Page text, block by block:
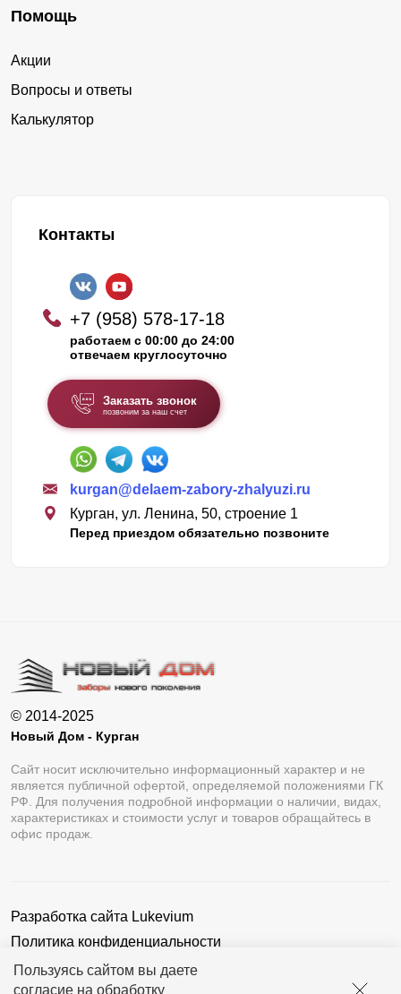
Пользуясь сайтом вы даете
согласие на обработку
Помощь
Акции
Вопросы и ответы
Калькулятор
Контакты
+7 (958) 578-17-18
работаем с 00:00 до 24:00
отвечаем круглосуточно
Заказать звонок
позвоним за наш счет
kurgan@delaem-zabory-zhalyuzi.ru
Курган, ул. Ленина, 50, строение 1
Перед приездом обязательно позвоните
© 2014-2025
Новый Дом - Курган
Сайт носит исключительно информационный характер и не
является публичной офертой, определяемой положениями ГК
РФ. Для получения подробной информации о наличии, видах,
характеристиках и стоимости услуг и товаров обращайтесь в
офис продаж.
Разработка сайта Lukevium
Политика конфиденциальности
Пользовательское соглашение